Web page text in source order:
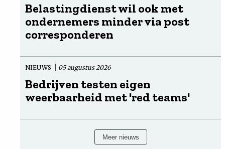
Belastingdienst wil ook met
ondernemers minder via post
corresponderen
NIEUWS 05 augustus 2026
Bedrijven testen eigen
weerbaarheid met 'red teams'
Meer nieuws